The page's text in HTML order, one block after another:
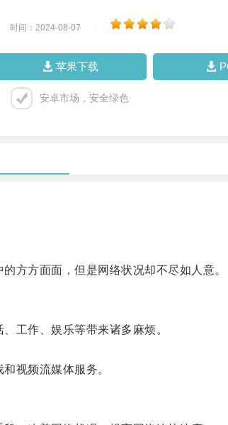
时间：2024-08-07
苹果下载
安卓市场，安全绿色
方面面，但是网络状况却不尽如人意。
工作、娱乐等带来诸多麻烦。
视频流媒体服务。